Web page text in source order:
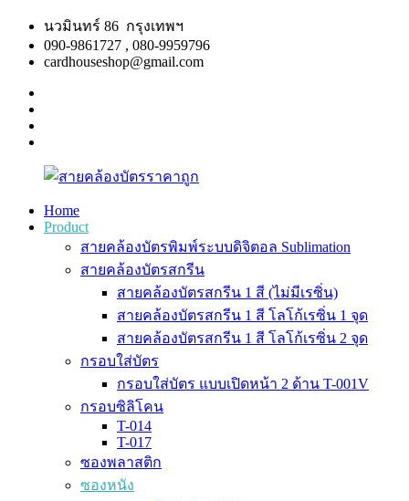
Skip
content
นวมินทร์ 86 กรุงเทพฯ
090-9861727 , 080-9959796
cardhouseshop@gmail.com
สาย
สินค้า
Home
Product
สายคล้องบัตรพิมพ์ระบบดิจิตอล Sublimation
สายคล้องบัตรสกรีน
สายคล้องบัตรสกรีน 1 สี (ไม่มีเรซิ่น)
สายคล้องบัตรสกรีน 1 สี โลโก้เรซิ่น 1 จุด
สายคล้องบัตรสกรีน 1 สี โลโก้เรซิ่น 2 จุด
กรอบใส่บัตร
กรอบใส่บัตร แบบเปิดหน้า 2 ด้าน T-001V
กรอบซิลิโคน
T-014
T-017
ซองพลาสติก
ซองหนัง